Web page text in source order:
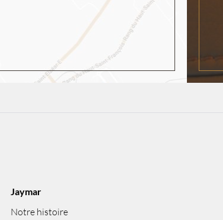
Jaymar
Notre histoire